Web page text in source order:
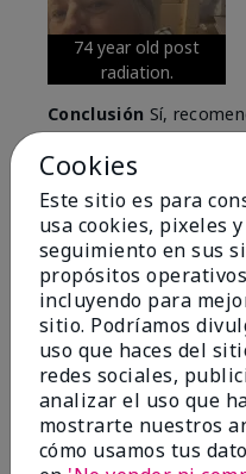
74 year old post
radiation.
Conclusión Sí,
¿Le ha
opinión?
6 0
Marcar esta opinión
5
Great Night
EnviadoHace 2 meses
Cookies
Este sitio es para
usa cookies, pixeles
seguimiento en sus
propósitos
incluyendo para
sitio. Podríamos
uso que haces del
redes sociales,
analizar el uso que
mostrarte nuestros
cómo usamos tus